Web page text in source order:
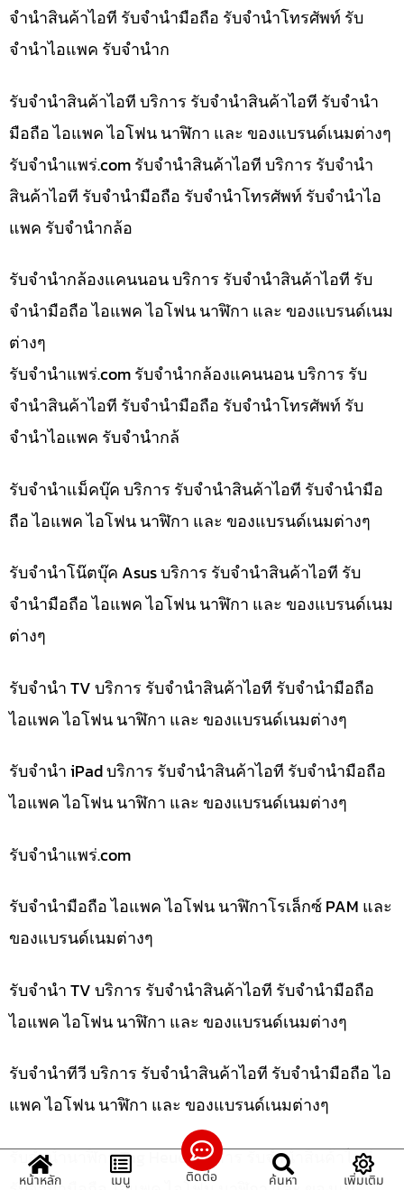
จำนำสินค้าไอที รับจำนำมือถือ รับจำนำโทรศัพท์ รับ
จำนำไอแพค รับจำนำก
รับจำนำสินค้าไอที บริการ รับจำนำสินค้าไอที รับจำนำ
มือถือ ไอแพค ไอโฟน นาฬิกา และ ของแบรนด์เนมต่างๆ
รับจํานําแพร่.com รับจำนำสินค้าไอที บริการ รับจำนำ
สินค้าไอที รับจำนำมือถือ รับจำนำโทรศัพท์ รับจำนำไอ
แพค รับจำนำกล้อ
รับจำนำกล้องแคนนอน บริการ รับจำนำสินค้าไอที รับ
จำนำมือถือ ไอแพค ไอโฟน นาฬิกา และ ของแบรนด์เนม
ต่างๆ
รับจํานําแพร่.com รับจำนำกล้องแคนนอน บริการ รับ
จำนำสินค้าไอที รับจำนำมือถือ รับจำนำโทรศัพท์ รับ
จำนำไอแพค รับจำนำกล้
รับจำนำแม็คบุ๊ค บริการ รับจำนำสินค้าไอที รับจำนำมือ
ถือ ไอแพค ไอโฟน นาฬิกา และ ของแบรนด์เนมต่างๆ
รับจำนำโน๊ตบุ๊ค Asus บริการ รับจำนำสินค้าไอที รับ
จำนำมือถือ ไอแพค ไอโฟน นาฬิกา และ ของแบรนด์เนม
ต่างๆ
รับจำนำ TV บริการ รับจำนำสินค้าไอที รับจำนำมือถือ
ไอแพค ไอโฟน นาฬิกา และ ของแบรนด์เนมต่างๆ
รับจำนำ iPad บริการ รับจำนำสินค้าไอที รับจำนำมือถือ
ไอแพค ไอโฟน นาฬิกา และ ของแบรนด์เนมต่างๆ
รับจํานําแพร่.com
รับจำนำมือถือ ไอแพค ไอโฟน นาฬิกาโรเล็กซ์ PAM และ
ของแบรนด์เนมต่างๆ
รับจำนำ TV บริการ รับจำนำสินค้าไอที รับจำนำมือถือ
ไอแพค ไอโฟน นาฬิกา และ ของแบรนด์เนมต่างๆ
รับจำนำทีวี บริการ รับจำนำสินค้าไอที รับจำนำมือถือ ไอ
แพค ไอโฟน นาฬิกา และ ของแบรนด์เนมต่างๆ
รับจำนำนาฬิกา Tag Heuer บริการ รับจำนำสินค้าไอที
หน้าหลัก เมนู ติดต่อ ค้นหา เพิ่มเติม